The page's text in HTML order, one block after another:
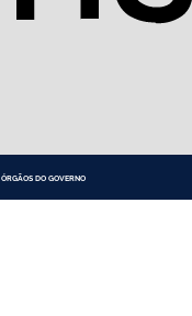
ÓRGÃOS DO GOVERNO